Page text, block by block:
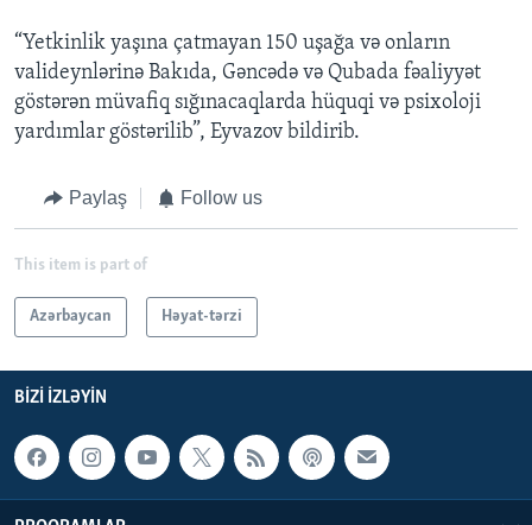
“Yetkinlik yaşına çatmayan 150 uşağa və onların
valideynlərinə Bakıda, Gəncədə və Qubada fəaliyyət
göstərən müvafiq sığınacaqlarda hüquqi və psixoloji
yardımlar göstərilib”, Eyvazov bildirib.
Paylaş Follow us
This item is part of
Azərbaycan Həyat-tərzi
BIZI IZLƏYIN